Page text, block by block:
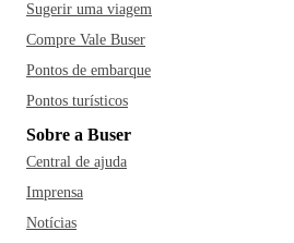
Sugerir uma viagem
Compre Vale Buser
Pontos de embarque
Pontos turísticos
Sobre a Buser
Central de ajuda
Imprensa
Notícias